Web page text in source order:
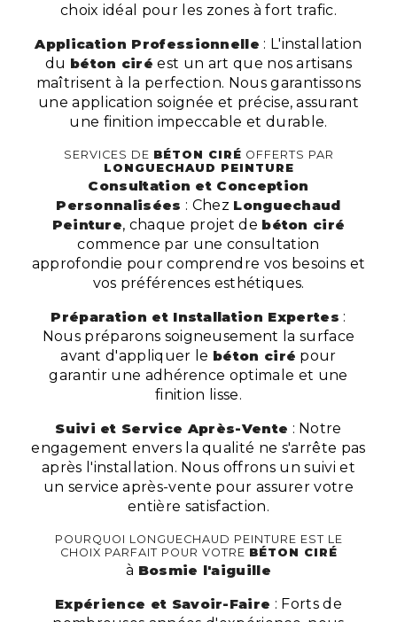
choix idéal pour les zones à fort trafic.
Application Professionnelle : L'installation
du béton ciré est un art que nos artisans
maîtrisent à la perfection. Nous garantissons
une application soignée et précise, assurant
une finition impeccable et durable.
SERVICES DE BÉTON CIRÉ OFFERTS PAR
LONGUECHAUD PEINTURE
Consultation et Conception
Personnalisées : Chez Longuechaud
Peinture, chaque projet de béton ciré
commence par une consultation
approfondie pour comprendre vos besoins et
vos préférences esthétiques.
Préparation et Installation Expertes :
Nous préparons soigneusement la surface
avant d'appliquer le béton ciré pour
garantir une adhérence optimale et une
finition lisse.
Suivi et Service Après-Vente : Notre
engagement envers la qualité ne s'arrête pas
après l'installation. Nous offrons un suivi et
un service après-vente pour assurer votre
entière satisfaction.
POURQUOI LONGUECHAUD PEINTURE EST LE
CHOIX PARFAIT POUR VOTRE BÉTON CIRÉ
à Bosmie l'aiguille
Expérience et Savoir-Faire : Forts de